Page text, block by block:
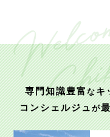
専門知識豊富なキ
コンシェルジュが